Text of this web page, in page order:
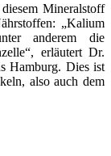
Mineralstoff
„Kalium
anderem die
erläutert Dr.
Hamburg. Dies ist
also auch dem